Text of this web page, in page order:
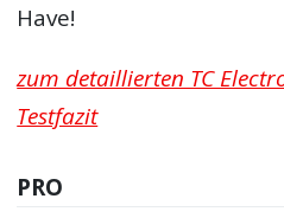
Have!
zum detaillierten TC
Testfazit
PRO